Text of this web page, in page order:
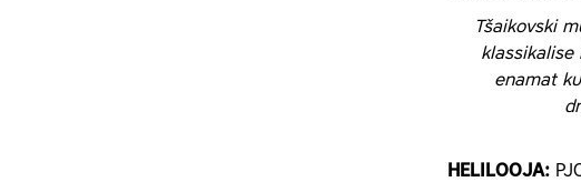
Tšaikovski
klassikalise
enamat
HELILOOJA: